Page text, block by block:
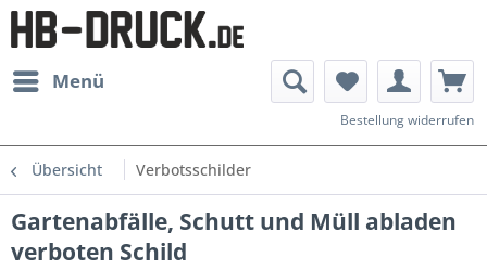
Menü
Bestellung widerrufen
Übersicht Verbotsschilder
Gartenabfälle, Schutt und Müll abladen
verboten Schild